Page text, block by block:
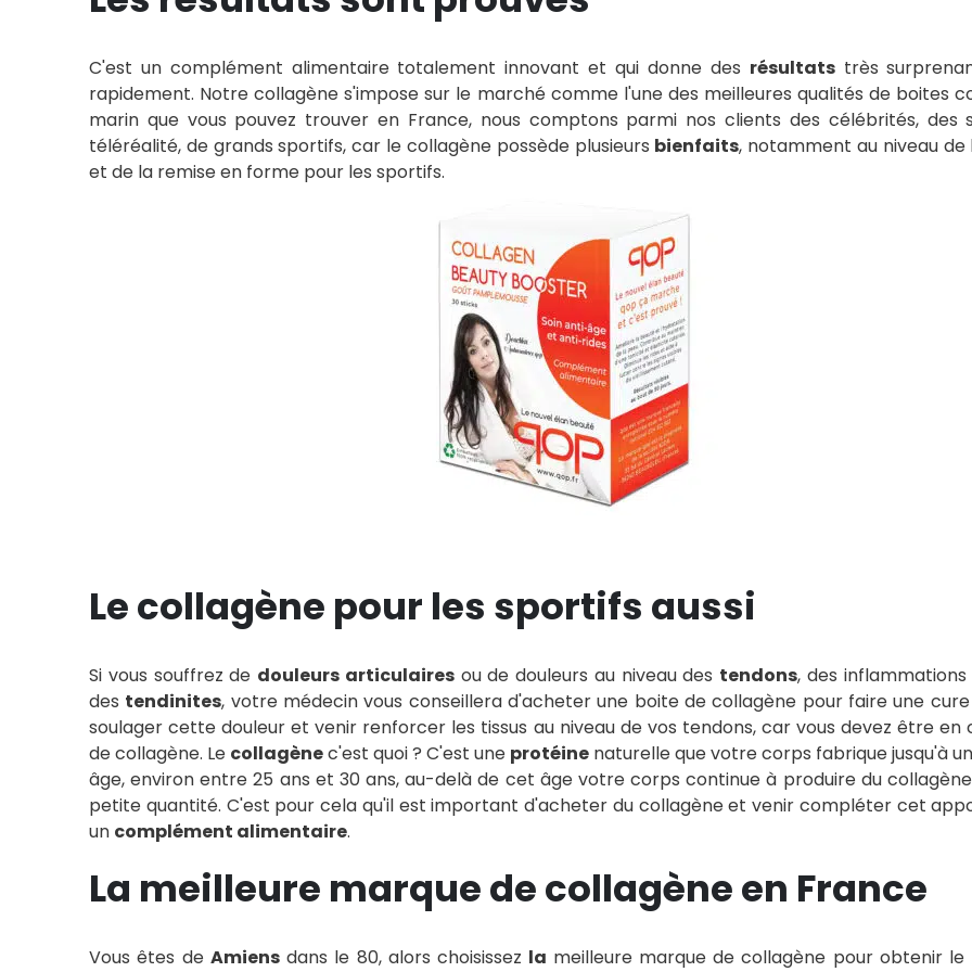
C'est un complément alimentaire totalement innovant et qui donne des résultatstrès
rapidement. Notre collagène s'impose sur le marché comme l'une des meilleures qualités de boites
marin que vous pouvez trouver en France, nous comptons parmi nos clients des célébrités, des
téléréalité, de grands sportifs, car le collagène possède plusieurs bienfaits, notamment au niveau de
et de la remise en forme pour les sportifs.
Le collagène pour les sportifs aussi
Si vous souffrez de douleurs articulairesou de douleurs au niveau des tendons, des
des tendinites, votre médecin vous conseillera d'acheter une boite de collagène pour faire une
soulager cette douleur et venir renforcer les tissus au niveau de vos tendons, car vous devez être en
de collagène. Le collagènec'est quoi ? C'est une protéine naturelle que votre corps fabrique jusqu'à
âge, environ entre 25 ans et 30 ans, au-delà de cet âge votre corps continue à produire du
petite quantité. C'est pour cela qu'il est importantd'acheter du collagèneet venir compléter cet
un complément alimentaire.
La meilleure marque de collagène en France
Vous êtes de Amiensdans le 80, alors choisissez la meilleure marque de collagène pour obtenir le